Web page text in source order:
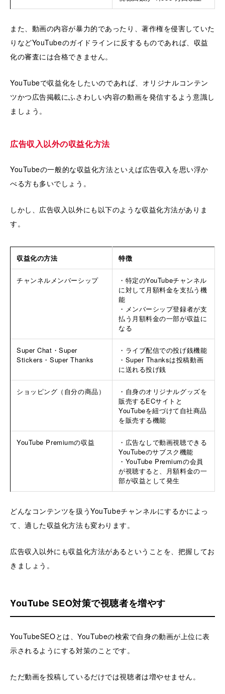
また、動画の内容が暴力的であったり、著作権を侵害していた
りなどYouTubeのガイドラインに反するものであれば、収益
化の審査には合格できません。
YouTubeで収益化をしたいのであれば、オリジナルコンテン
ツかつ広告掲載にふさわしい内容の動画を発信するよう意識し
ましょう。
広告収入以外の収益化方法
YouTubeの一般的な収益化方法といえば広告収入を思い浮か
べる方も多いでしょう。
しかし、広告収入以外にも以下のような収益化方法がありま
す。
収益化の方法 特徴
チャンネルメンバーシップ
・特定のYouTubeチャンネル
に対して月額料金を支払う機
能
・メンバーシップ登録者が支
払う月額料金の一部が収益に
なる
Super Chat・Super
Stickers・Super Thanks
・ライブ配信での投げ銭機能
・Super Thanksは投稿動画
に送れる投げ銭
ショッピング（自分の商品）
・自身のオリジナルグッズを
販売するECサイトと
YouTubeを紐づけて自社商品
を販売する機能
YouTube Premiumの収益
・広告なしで動画視聴できる
YouTubeのサブスク機能
・YouTube Premiumの会員
が視聴すると、月額料金の一
部が収益として発生
どんなコンテンツを扱うYouTubeチャンネルにするかによっ
て、適した収益化方法も変わります。
広告収入以外にも収益化方法があるということを、把握してお
きましょう。
YouTube SEO対策で視聴者を増やす
YouTubeSEOとは、YouTubeの検索で自身の動画が上位に表
示されるようにする対策のことです。
ただ動画を投稿しているだけでは視聴者は増やせません。